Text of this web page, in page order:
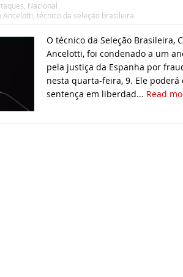
, Nacional
Ancelotti, técnico da seleção brasileira
O técnico da Seleção Brasileira,
Ancelotti, foi condenado a um
pela justiça da Espanha por
nesta quarta-feira, 9. Ele
sentença em liberdad... Read